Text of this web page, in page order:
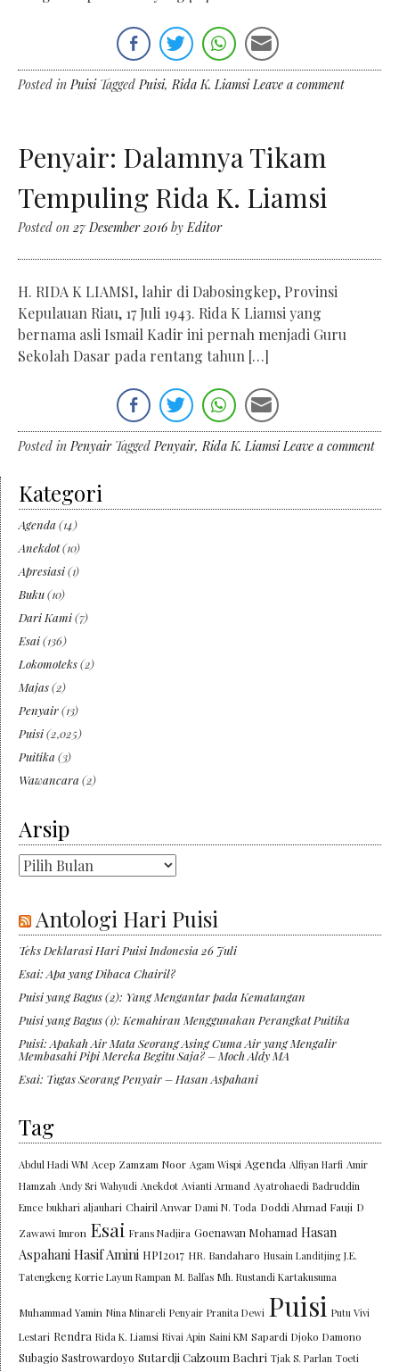
Posted inPuisi TaggedPuisi,Rida K. Liamsi Leave a comment
Penyair: Dalamnya Tikam
Tempuling Rida K. Liamsi
Posted on 27 Desember 2016byEditor
H. RIDA K LIAMSI, lahir di Dabosingkep, Provinsi
Kepulauan Riau, 17 Juli 1943. Rida K Liamsi yang
bernama asli Ismail Kadir ini pernah menjadi Guru
Sekolah Dasar pada rentang tahun […]
Posted inPenyair TaggedPenyair,Rida K. Liamsi Leave a comment
Kategori
Agenda (14)
Anekdot(10)
Apresiasi(1)
Buku(10)
Dari Kami(7)
Esai(136)
Lokomoteks(2)
Majas(2)
Penyair(13)
Puisi(2,025)
Puitika (3)
Wawancara (2)
Arsip
Arsip
Antologi Hari Puisi
Teks Deklarasi Hari Puisi Indonesia 26 Juli
Esai: Apa yang Dibaca Chairil?
Puisi yang Bagus (2): Yang Mengantar pada Kematangan
Puisi yang Bagus (1): Kemahiran Menggunakan Perangkat Puitika
Puisi: Apakah Air Mata Seorang Asing Cuma Air yang Mengalir
Membasahi Pipi Mereka Begitu Saja? – Moch Aldy MA
Esai: Tugas Seorang Penyair – Hasan Aspahani
Tag
Abdul Hadi WM Acep Zamzam Noor Agam Wispi Agenda Alfiyan Harfi Amir
Hamzah Andy Sri Wahyudi Anekdot Avianti Armand Ayatrohaedi Badruddin
Emce bukhari aljauhari Chairil Anwar Dami N. Toda Doddi Ahmad Fauji D
Zawawi Imron Esai Frans Nadjira Goenawan Mohamad Hasan
Aspahani Hasif Amini HPI2017 HR. Bandaharo Husain Landitjing J.E.
Tatengkeng Korrie Layun Rampan M. Balfas Mh. Rustandi Kartakusuma
Muhammad Yamin Nina Minareli Penyair Pranita Dewi Puisi Putu Vivi
Lestari Rendra Rida K. Liamsi Rivai Apin Saini KM Sapardi Djoko Damono
Subagio Sastrowardoyo Sutardji Calzoum Bachri Tjak S. Parlan Toeti